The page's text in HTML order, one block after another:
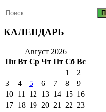
Найти:
КАЛЕНДАРЬ
Август 2026
Пн Вт Ср Чт Пт Сб Вс
1
2
3
4 5 6 7 8
9
10 11 12 13 14 15 16
17 18 19 20 21 22 23